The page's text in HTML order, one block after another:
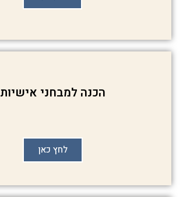
הכנה למבחני אישיות
לחץ כאן